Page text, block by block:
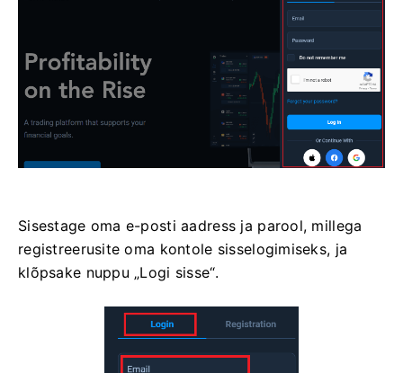
Sisestage oma e-posti aadress ja parool, millega
registreerusite oma kontole sisselogimiseks, ja
klõpsake nuppu „Logi sisse“.